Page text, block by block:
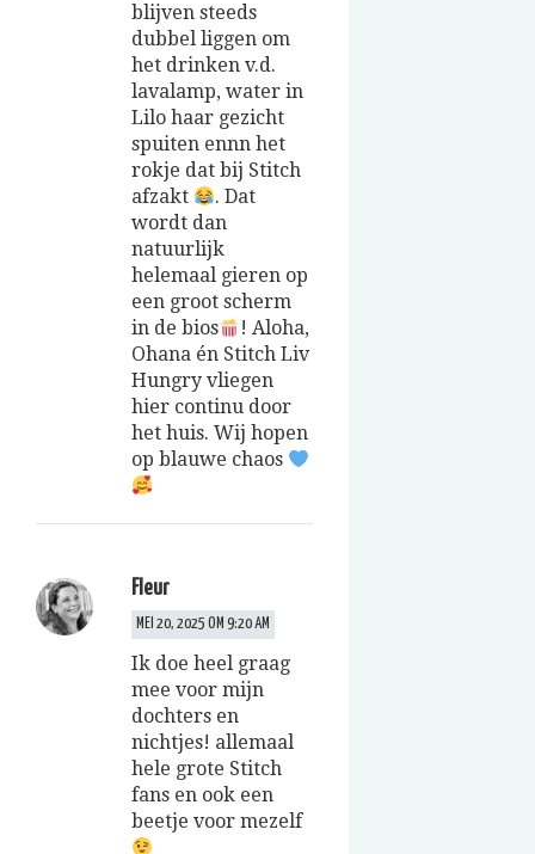
blijven steeds
dubbel liggen om
het drinken v.d.
lavalamp, water in
Lilo haar gezicht
spuiten ennn het
rokje dat bij Stitch
afzakt
. Dat
wordt dan
natuurlijk
helemaal gieren op
een groot scherm
in de bios
! Aloha,
Ohana én Stitch Liv
Hungry vliegen
hier continu door
het huis. Wij hopen
op blauwe chaos
Fleur
MEI 20, 2025 OM 9:20 AM
Ik doe heel graag
mee voor mijn
dochters en
nichtjes! allemaal
hele grote Stitch
fans en ook een
beetje voor mezelf